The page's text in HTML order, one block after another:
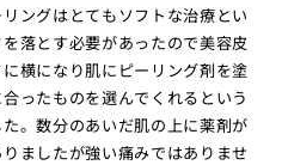
ングはとてもソフトな治療とい
落とす必要があったので美容皮
横になり肌にピーリング剤を塗
ったものを選んでくれるという
。数分のあいだ肌の上に薬剤が
ましたが強い痛みではありませ